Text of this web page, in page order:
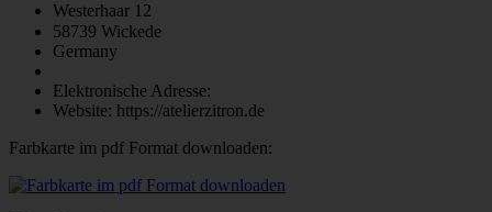
Westerhaar 12
58739 Wickede
Germany
Elektronische Adresse:
Website: https://atelierzitron.de
Farbkarte im pdf Format downloaden: